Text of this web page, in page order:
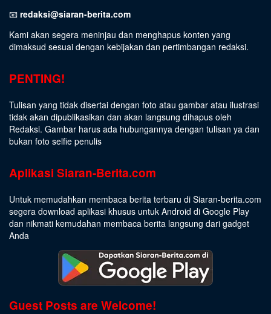
📧 redaksi@siaran-berita.com
Kami akan segera meninjau dan menghapus konten yang
dimaksud sesuai dengan kebijakan dan pertimbangan redaksi.
PENTING!
Tulisan yang tidak disertai dengan foto atau gambar atau ilustrasi
tidak akan dipublikasikan dan akan langsung dihapus oleh
Redaksi. Gambar harus ada hubungannya dengan tulisan ya dan
bukan foto selfie penulis
Aplikasi Siaran-Berita.com
Untuk memudahkan membaca berita terbaru di Siaran-berita.com
segera download aplikasi khusus untuk Android di Google Play
dan nikmati kemudahan membaca berita langsung dari gadget
Anda
Guest Posts are Welcome!